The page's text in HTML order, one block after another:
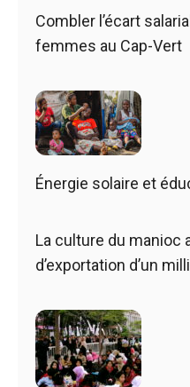
Combler l’écart
femmes au Cap-Vert
Énergie solaire et
La culture du manioc
d’exportation d’un